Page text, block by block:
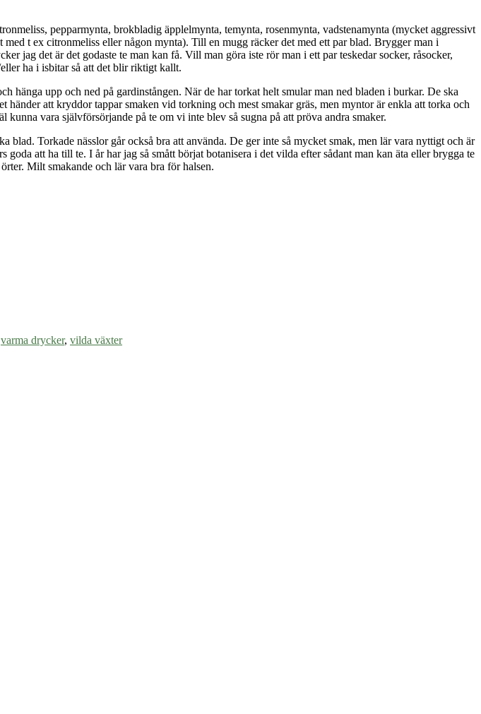
pepparmynta, brokbladig äpplelmynta, temynta, rosenmynta, vadstenamynta (mycket aggressivt
t ex citronmeliss eller någon mynta). Till en mugg räcker det med ett par blad. Brygger man i
jag det är det godaste te man kan få. Vill man göra iste rör man i ett par teskedar socker, råsocker,
ha i isbitar så att det blir riktigt kallt.
hänga upp och ned på gardinstången. När de har torkat helt smular man ned bladen i burkar. De ska
att kryddor tappar smaken vid torkning och mest smakar gräs, men myntor är enkla att torka och
vara självförsörjande på te om vi inte blev så sugna på att pröva andra smaker.
blad. Torkade nässlor går också bra att använda. De ger inte så mycket smak, men lär vara nyttigt och är
goda att ha till te. I år har jag så smått börjat botanisera i det vilda efter sådant man kan äta eller brygga te
Milt smakande och lär vara bra för halsen.
varma drycker, vilda växter